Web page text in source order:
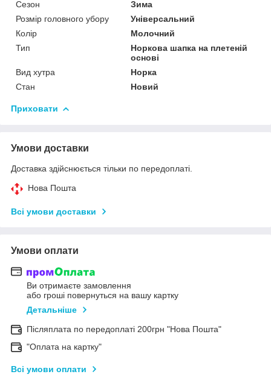
Сезон
Зима
Розмір головного убору
Універсальний
Колір
Молочний
Тип
Норкова шапка на плетеній
основі
Вид хутра
Норка
Стан
Новий
Приховати
Умови доставки
Доставка здійснюється тільки по передоплаті.
Нова Пошта
Всі умови доставки
Умови оплати
Ви отримаєте замовлення
або гроші повернуться на вашу картку
Детальніше
Післяплата по передоплаті 200грн "Нова Пошта"
"Оплата на картку"
Всі умови оплати